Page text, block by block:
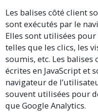
Les balises côté client
sont exécutés par le
Elles sont utilisées
telles que les clics, les
soumis, etc. Les
écrites en JavaScript et
navigateur de
souvent utilisées pour
que Google Analytics.